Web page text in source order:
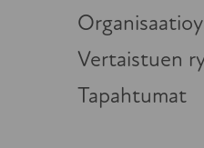
Vertaistuen
Tapahtumat